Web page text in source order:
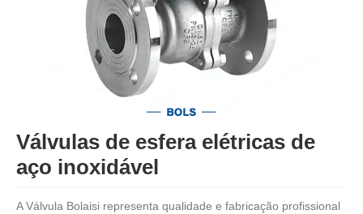
Válvulas de esfera elétricas de
aço inoxidável
A Válvula Bolaisi representa qualidade e fabricação profissional